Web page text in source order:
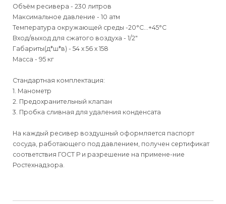
Объём ресивера - 230 литров
Максимальное давление - 10 атм
Температура окружающей среды -20°С…+45°С
Вход/выход для сжатого воздуха - 1/2"
Габариты(д*ш*в) - 54 х 56 х 158
Масса - 95 кг
Стандартная комплектация:
1. Манометр
2. Предохранительный клапан
3. Пробка сливная для удаления конденсата
На каждый ресивер воздушный оформляется паспорт
сосуда, работающего под давлением, получен сертификат
соответствия ГОСТ Р и разрешение на примене-ние
Ростехнадзора.
лиц
Способыдоставки
лиц